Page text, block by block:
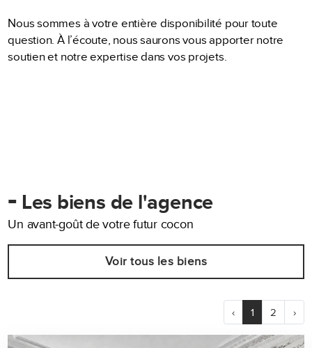
Nous sommes à votre entière disponibilité pour toute
question. À l’écoute, nous saurons vous apporter notre
soutien et notre expertise dans vos projets.
- Les biens de l'agence
Un avant-goût de votre futur cocon
Voir tous les biens
‹ 1 2 ›